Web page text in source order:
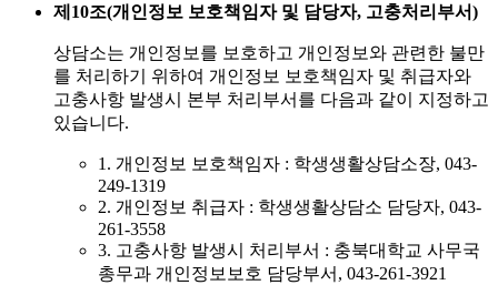
제10조(개인정보 보호책임자 및 담당자, 고충처리부서)
상담소는 개인정보를 보호하고 개인정보와 관련한 불만
를 처리하기 위하여 개인정보 보호책임자 및 취급자와
고충사항 발생시 본부 처리부서를 다음과 같이 지정하고
있습니다.
1. 개인정보 보호책임자 : 학생생활상담소장, 043-
249-1319
2. 개인정보 취급자 : 학생생활상담소 담당자, 043-
261-3558
3. 고충사항 발생시 처리부서 : 충북대학교 사무국
총무과 개인정보보호 담당부서, 043-261-3921